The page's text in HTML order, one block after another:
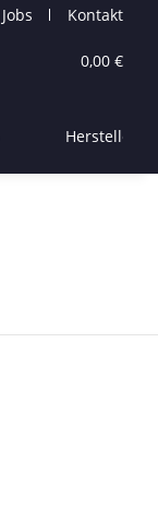
Jobs Kontakt
0,00 €
Hersteller